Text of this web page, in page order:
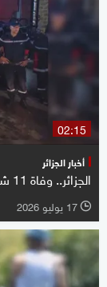
02:15
أخبار الجزائر
الجزائر.. وفاة 11 شخصا وإصابة 19 آخرين في حريق بدار أيتام
l 17 يوليو 2026